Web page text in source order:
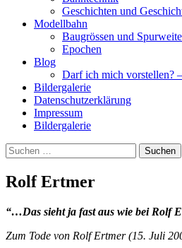
Geschichten und
Modellbahn
Baugrössen und
Epochen
Blog
Darf ich mich vorstellen?
Bildergalerie
Datenschutzerklärung
Impressum
Bildergalerie
Suchen
nach:
Rolf Ertmer
“…Das sieht ja fast aus wie bei Rolf
Zum Tode von Rolf Ertmer (15. Juli